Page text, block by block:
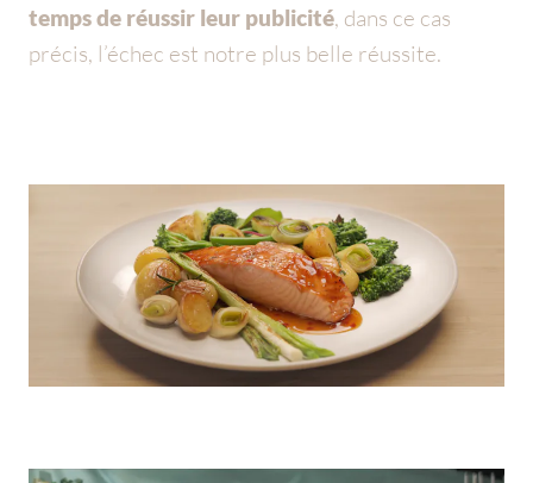
temps de réussir leur publicité, dans ce cas
précis, l’échec est notre plus belle réussite.